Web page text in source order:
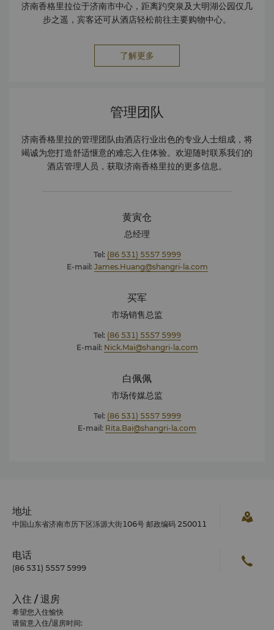
济南香格里拉位于济南市中心，距离趵突泉及大明湖公园仅几
步之遥，宾客还可从酒店轻松前往主要购物中心。
了解更多
管理团队
济南香格里拉的管理团队由酒店行业出色的专业人士组成，将
竭诚为您打造舒适惬意的难忘入住体验。欢迎随时联系我们的
酒店管理人员，获取济南香格里拉的更多信息。
黄寅仓
总经理
Tel: (86 531) 5557 5999
E-mail: James.Huang@shangri-la.com
买军
市场销售总监
Tel: (86 531) 5557 5999
E-mail: Nick.Mai@shangri-la.com
白佩佩
市场传媒总监
Tel: (86 531) 5557 5999
E-mail: Rita.Bai@shangri-la.com
地址
中国山东省济南市历下区泺源大街106号 邮政编码 250011
电话
(86 531) 5557 5999
入住 / 退房
希望您入住愉快
请留意入住/退房时间: